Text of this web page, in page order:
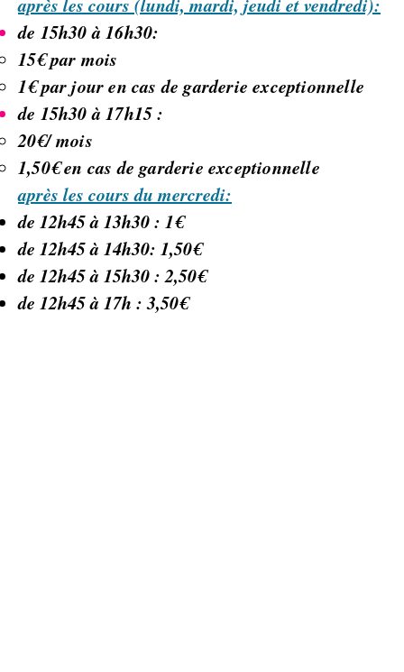
de 15h30 à 16h30:
15€ par mois
1€ par jour en cas de garderie exceptionnelle
de 15h30 à 17h15 :
20€/ mois​
1,50€ en cas de garderie exceptionnelle
après les cours du mercredi:
de 12h45 à 13h30 : 1€
de 12h45 à 14h30: 1,50€
de 12h45 à 15h30 : 2,50€
de 12h45 à 17h : 3,50€